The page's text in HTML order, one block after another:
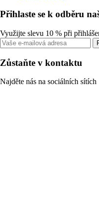
Přihlaste se k odběru
Využijte slevu 10 % při
Zůstaňte v kontaktu
Najděte nás na sociálních sítích